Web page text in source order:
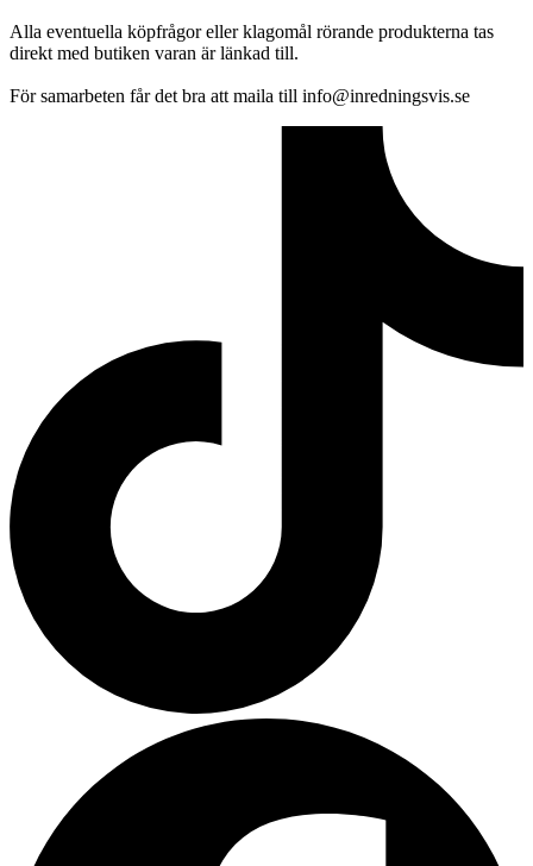
Alla eventuella köpfrågor eller klagomål rörande produkterna tas
direkt med butiken varan är länkad till.
För samarbeten får det bra att maila till info@inredningsvis.se